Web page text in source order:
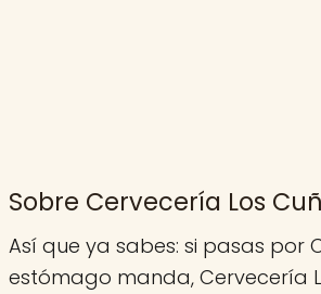
Sobre Cervecería Los
Así que ya sabes: si pasas por
estómago manda, Cervecería